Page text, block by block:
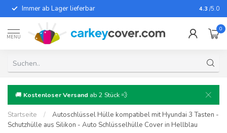
Immer ab Lager lieferbar Für fast
4.3 /5.0
MENU
0
🚚 Kostenloser Versand ab 2 Stück 💨
Startseite /
Autoschlüssel Hülle kompatibel mit Hyundai 3 Tasten -
Schutzhülle aus Silikon - Auto Schlüsselhülle Cover in Hellblau